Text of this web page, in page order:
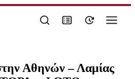
Αθηνών – Λαμίας